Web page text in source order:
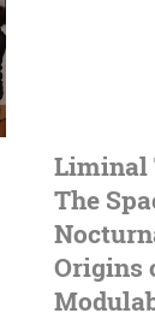
Liminal
The
Origins